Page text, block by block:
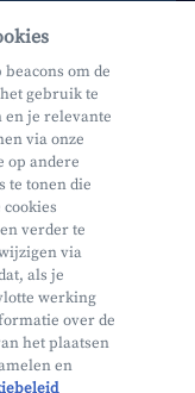
om de
gebruik te
je relevante
via onze
op andere
te tonen die
verder te
via
als je
werking
over de
het plaatsen
en